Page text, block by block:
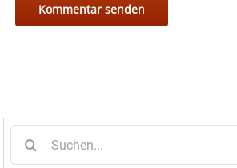
nach: